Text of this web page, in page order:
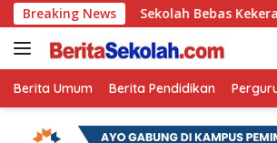
Langsung
ke
konten
Breaking NewsSekolah Bebas Kekerasan,
Berita Umum Berita Pendidikan